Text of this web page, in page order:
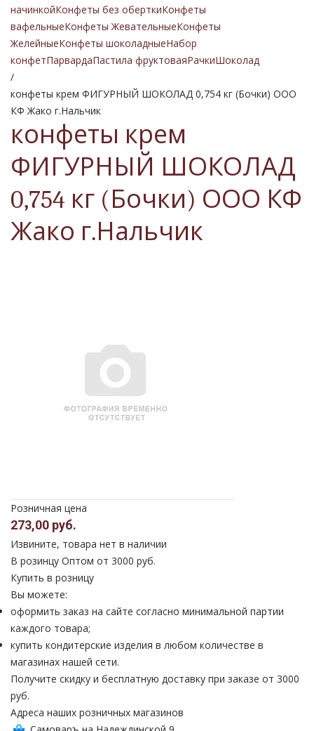
начинкойКонфеты без оберткиКонфеты
вафельныеКонфеты ЖевательныеКонфеты
ЖелейныеКонфеты шоколадныеНабор
конфетПарвардаПастила фруктоваяРачкиШоколад
/
конфеты крем ФИГУРНЫЙ ШОКОЛАД 0,754 кг (Бочки) ООО
КФ Жако г.Нальчик
конфеты крем
ФИГУРНЫЙ ШОКОЛАД
0,754 кг (Бочки) ООО КФ
Жако г.Нальчик
Розничная цена
273,00 руб.
Извините, товара нет в наличии
В розинцу Оптом от 3000 руб.
Купить в розницу
Вы можете:
оформить заказ на сайте согласно минимальной партии
каждого товара;
купить кондитерские изделия в любом количестве в
магазинах нашей сети.
Получите скидку и бесплатную доставку при заказе от 3000
руб.
Адреса наших розничных магазинов